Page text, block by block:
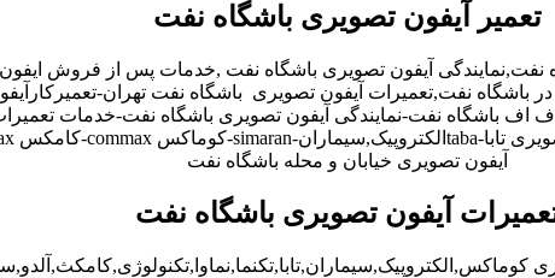
تعمیر آیفون تصویری باشگاه نفت
نفت,نمایندگی آیفون تصویری باشگاه نفت ,خدمات پس از فروش
باشگاه نفت,تعمیرات آیفون تصویری باشگاه نفت تهران-
باشگاه نفت-نمایندگی آیفون تصویری باشگاه نفت-خدمات
آیفون تصویری خیابان و محله باشگاه نفت
آیفون تصویری باشگاه نفت